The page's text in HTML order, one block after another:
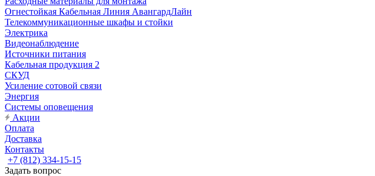
Огнестойкая Кабельная Линия АвангардЛайн
Телекоммуникационные шкафы и стойки
Электрика
Видеонаблюдение
Источники питания
Кабельная продукция 2
СКУД
Усиление сотовой связи
Энергия
Системы оповещения
Акции
Оплата
Доставка
Контакты
+7 (812) 334-15-15
Задать вопрос